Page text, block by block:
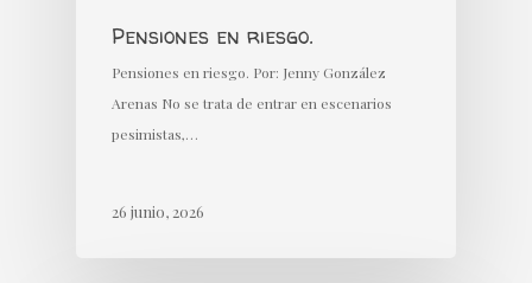
Pensiones en riesgo.
Pensiones en riesgo. Por: Jenny González
Arenas No se trata de entrar en escenarios
pesimistas,…
26 junio, 2026